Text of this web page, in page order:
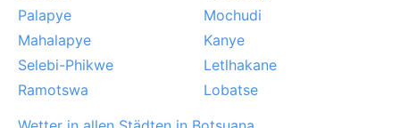
Palapye
Mochudi
Mahalapye
Kanye
Selebi-Phikwe
Letlhakane
Ramotswa
Lobatse